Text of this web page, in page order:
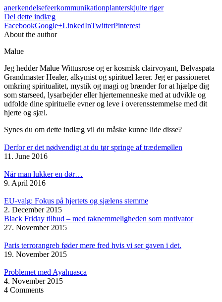
anerkendelsefeerkommunikationplanterskjulte riger
Del dette indlæg
FacebookGoogle+LinkedInTwitterPinterest
About the author
Malue
Jeg hedder Malue Wittusrose og er kosmisk clairvoyant, Belvaspata
Grandmaster Healer, alkymist og spirituel lærer. Jeg er passioneret
omkring spiritualitet, mystik og magi og brænder for at hjælpe dig
som starseed, lysarbejder eller hjertemenneske med at udvikle og
udfolde dine spirituelle evner og leve i overensstemmelse med dit
hjerte og sjæl.
Synes du om dette indlæg vil du måske kunne lide disse?
Derfor er det nødvendigt at du tør springe af trædemøllen
11. June 2016
Når man lukker en dør…
9. April 2016
EU-valg: Fokus på hjertets og sjælens stemme
2. December 2015
Black Friday tilbud – med taknemmeligheden som motivator
27. November 2015
Paris terrorangreb føder mere fred hvis vi ser gaven i det.
19. November 2015
Problemet med Ayahuasca
4. November 2015
4 Comments